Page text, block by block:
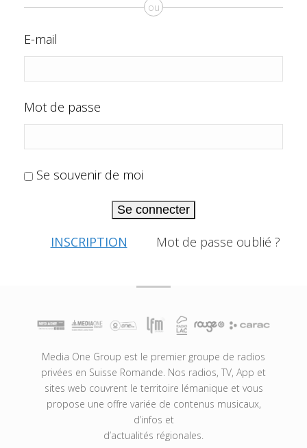
ou
E-mail
Mot de passe
Se souvenir de moi
Se connecter
INSCRIPTION Mot de passe oublié ?
Media One Group est le premier groupe de radios
privées en Suisse Romande. Nos radios, TV, App et
sites web couvrent le territoire lémanique et vous
propose une offre variée de contenus musicaux,
d’infos et
d’actualités régionales.